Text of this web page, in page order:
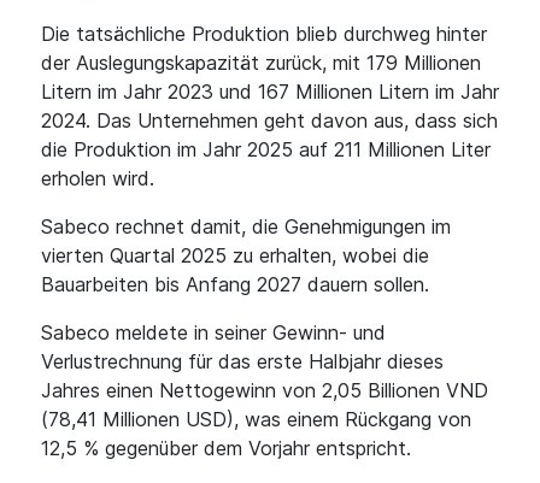
Die tatsächliche Produktion blieb durchweg hinter
der Auslegungskapazität zurück, mit 179 Millionen
Litern im Jahr 2023 und 167 Millionen Litern im Jahr
2024. Das Unternehmen geht davon aus, dass sich
die Produktion im Jahr 2025 auf 211 Millionen Liter
erholen wird.
Sabeco rechnet damit, die Genehmigungen im
vierten Quartal 2025 zu erhalten, wobei die
Bauarbeiten bis Anfang 2027 dauern sollen.
Sabeco meldete in seiner Gewinn- und
Verlustrechnung für das erste Halbjahr dieses
Jahres einen Nettogewinn von 2,05 Billionen VND
(78,41 Millionen USD), was einem Rückgang von
12,5 % gegenüber dem Vorjahr entspricht.